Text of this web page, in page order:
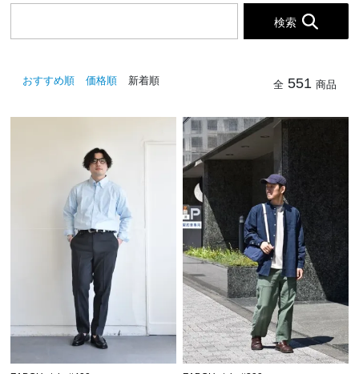
検索
おすすめ順 価格順 新着順 全 551 商品